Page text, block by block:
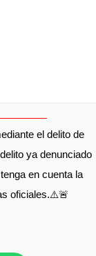
el delito de
ya denunciado
en cuenta la
oficiales.⚠️🚨